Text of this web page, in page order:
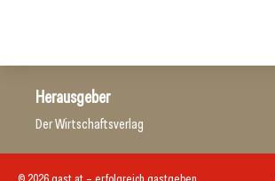
Herausgeber
Der Wirtschaftsverlag